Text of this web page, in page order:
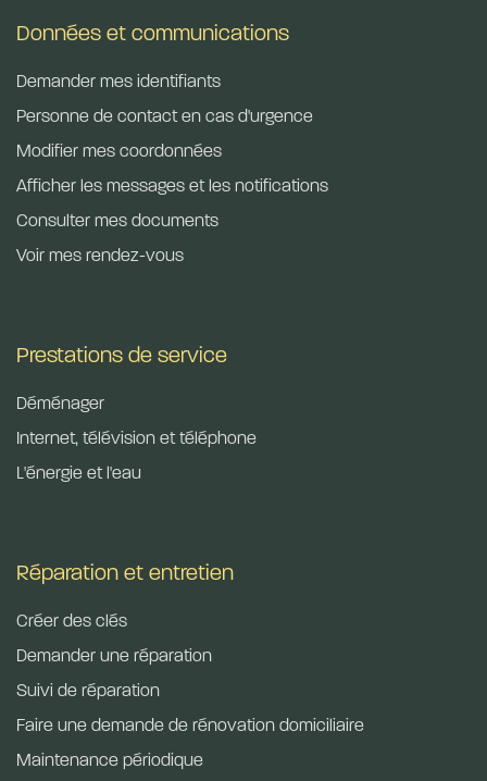
Données et communications
Demander mes identifiants
Personne de contact en cas d'urgence
Modifier mes coordonnées
Afficher les messages et les notifications
Consulter mes documents
Voir mes rendez-vous
Prestations de service
Déménager
Internet, télévision et téléphone
L'énergie et l'eau​
Réparation et entretien
Créer des clés
Demander une réparation
Suivi de réparation
Faire une demande de rénovation domiciliaire
Maintenance périodique